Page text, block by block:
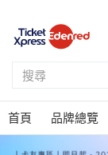
首頁 品牌總覽